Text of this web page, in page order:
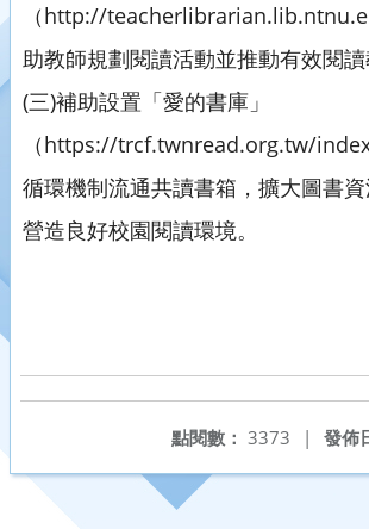
（http://
助教師規劃閱讀活動並推動有效閱讀
(三)補助設置「愛的書庫」
（https://trcf.twnread.org.tw/
循環機制流通共讀書箱，擴大圖書資
營造良好校園閱讀環境。
發佈
點閱數： 3373 |